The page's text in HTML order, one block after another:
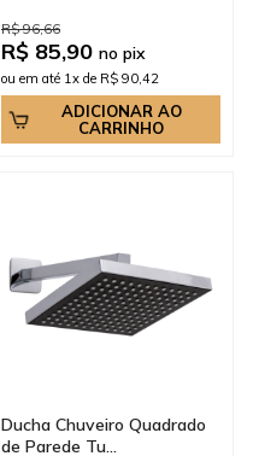
R$ 96,66
R$ 85,90 no pix
ou em até 1x de R$ 90,42
ADICIONAR AO
CARRINHO
Ducha Chuveiro Quadrado
de Parede Tu...